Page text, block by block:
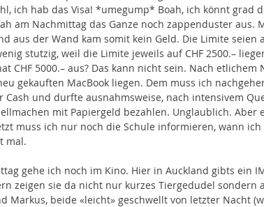
ich hab das Visa! *umegump* Boah, ich könnt grad
am Nachmittag das Ganze noch zappenduster aus.
aus der Wand kam somit kein Geld. Die Limite seien
stutzig, weil die Limite jeweils auf CHF 2500.–
CHF 5000.– aus? Das kann nicht sein. Nach etlichem
gekauften MacBook liegen. Dem muss ich
Cash und durfte ausnahmsweise, nach intensivem
mit Papiergeld bezahlen. Unglaublich. Aber
muss ich nur noch die Schule informieren, wann
mal.
gehe ich noch im Kino. Hier in Auckland gibts ein
zeigen sie da nicht nur kurzes Tiergedudel sondern
Markus, beide «leicht» geschwellt von letzter Nacht